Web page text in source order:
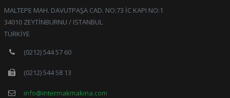
MALTEPE MAH. DAVUTPAŞA CAD. NO:73 İC KAPI NO:1
34010 ZEYTİNBURNU / ISTANBUL
TÜRKİYE
(0212) 544 57 60
(0212) 544 58 13
info@intermakmakina.com